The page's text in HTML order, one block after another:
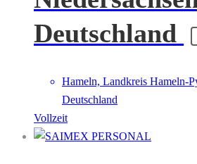
Deutschland
Hameln, Landkreis Hameln-
Deutschland
Vollzeit